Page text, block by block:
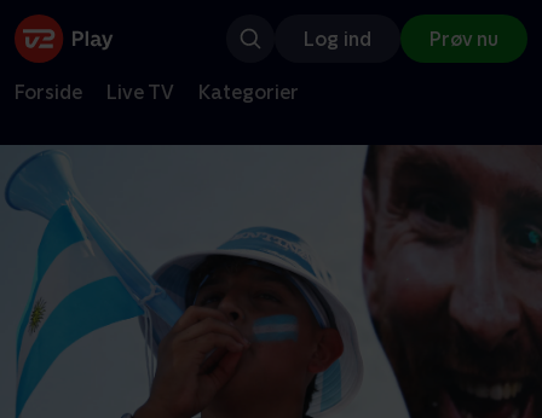
Log ind Prøv nu
Forside Live TV Kategorier